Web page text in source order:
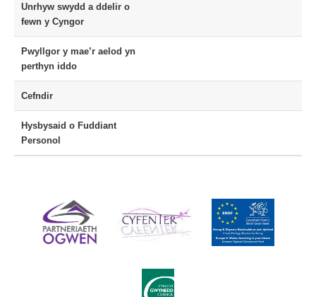
Unrhyw swydd a ddelir o
fewn y Cyngor
Pwyllgor y mae’r aelod yn
perthyn iddo
Cefndir
Hysbysaid o Fuddiant
Personol